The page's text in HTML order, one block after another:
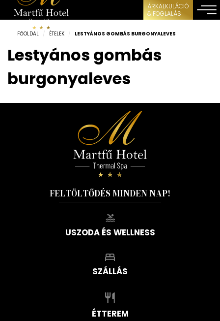
ÁRKALKULÁCIÓ
& FOGLALÁS
FŐOLDAL / ÉTELEK / LESTYÁNOS GOMBÁS BURGONYALEVES
Lestyános gombás
burgonyaleves
FELTÖLTŐDÉS MINDEN NAP!
USZODA ÉS WELLNESS
SZÁLLÁS
ÉTTEREM